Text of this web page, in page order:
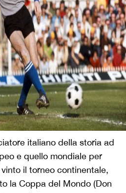
italiano della storia ad
e quello mondiale per
il torneo continentale,
la Coppa del Mondo (Don